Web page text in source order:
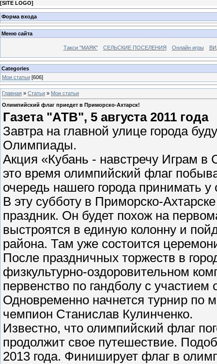
[SITE LOGO]
Форма входа
Меню сайта
Такси "МАЯК" СЕЛЬСКИЕ ПОСЕЛЕНИЯ Онлайн игры
Categories
Мои статьи [606]
Главная » Статьи » Мои статьи
Олимпийский флаг приедет в Приморско-Ахтарск!
Газета "АТВ", 5 августа 2011 года
Завтра на главной улице города
Олимпиады.
Акция «Кубань - навстречу Играм
это время олимпийский флаг
очередь нашего города принимать
В эту субботу в Приморско-
праздник. Он будет похож на
выстроятся в единую колонну и
района. Там уже состоится
После праздничных торжеств в
физкультурно-оздоровительном
первенство по гандболу с
Одновременно начнется турнир по
чемпион Станислав Кулинченко.
Известно, что олимпийский флаг
продолжит свое путешествие.
2013 года. Финиширует флаг в